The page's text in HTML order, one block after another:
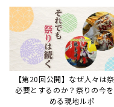
【第20回公開】なぜ人々は
必要とするのか？祭りの今
める現地ルポ